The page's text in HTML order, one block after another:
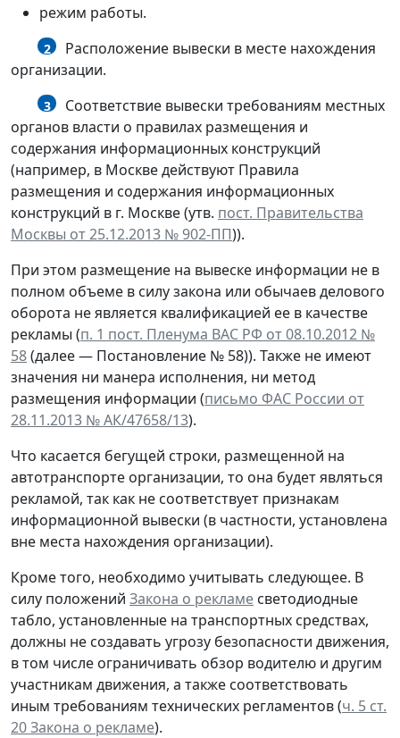
режим работы.
2
Расположение вывески в месте нахождения
организации.
3
Соответствие вывески требованиям местных
органов власти о правилах размещения и
содержания информационных конструкций
(например, в Москве действуют Правила
размещения и содержания информационных
конструкций в г. Москве (утв. пост. Правительства
Москвы от 25.12.2013 № 902-ПП)).
При этом размещение на вывеске информации не в
полном объеме в силу закона или обычаев делового
оборота не является квалификацией ее в качестве
рекламы (п. 1 пост. Пленума ВАС РФ от 08.10.2012 №
58(далее — Постановление № 58)). Также не имеют
значения ни манера исполнения, ни метод
размещения информации (письмо ФАС России от
28.11.2013 № АК/47658/13).
Что касается бегущей строки, размещенной на
автотранспорте организации, то она будет являться
рекламой, так как не соответствует признакам
информационной вывески (в частности, установлена
вне места нахождения организации).
Кроме того, необходимо учитывать следующее. В
силу положений Закона о рекламе светодиодные
табло, установленные на транспортных средствах,
должны не создавать угрозу безопасности движения,
в том числе ограничивать обзор водителю и другим
участникам движения, а также соответствовать
иным требованиям технических регламентов (ч. 5 ст.
20 Закона о рекламе).